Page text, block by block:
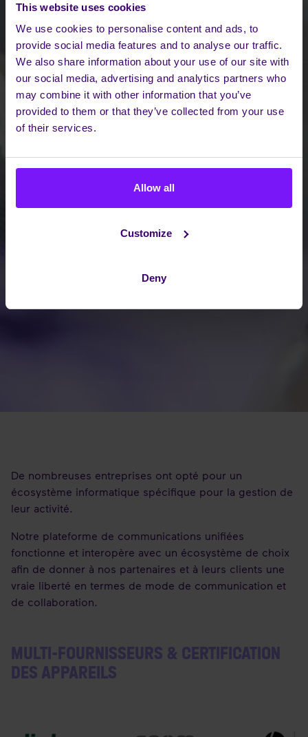
This website uses cookies
We use cookies to personalise content and ads, to
provide social media features and to analyse our traffic.
We also share information about your use of our site with
our social media, advertising and analytics partners who
may combine it with other information that you’ve
provided to them or that they’ve collected from your use
of their services.
Allow all
Customize
Deny
De nombreuses entreprises ont opté pour un
écosystème informatique spécifique pour la gestion de
leur activité.
Notre plateforme de communications unifiées
fonctionne et interopère avec un écosystème de choix
afin de donner à nos partenaires et à leurs clients une
vraie liberté en termes de mode de communication et
de collaboration.
MULTI-FOURNISSEURS & CERTIFICATION
DES APPAREILS